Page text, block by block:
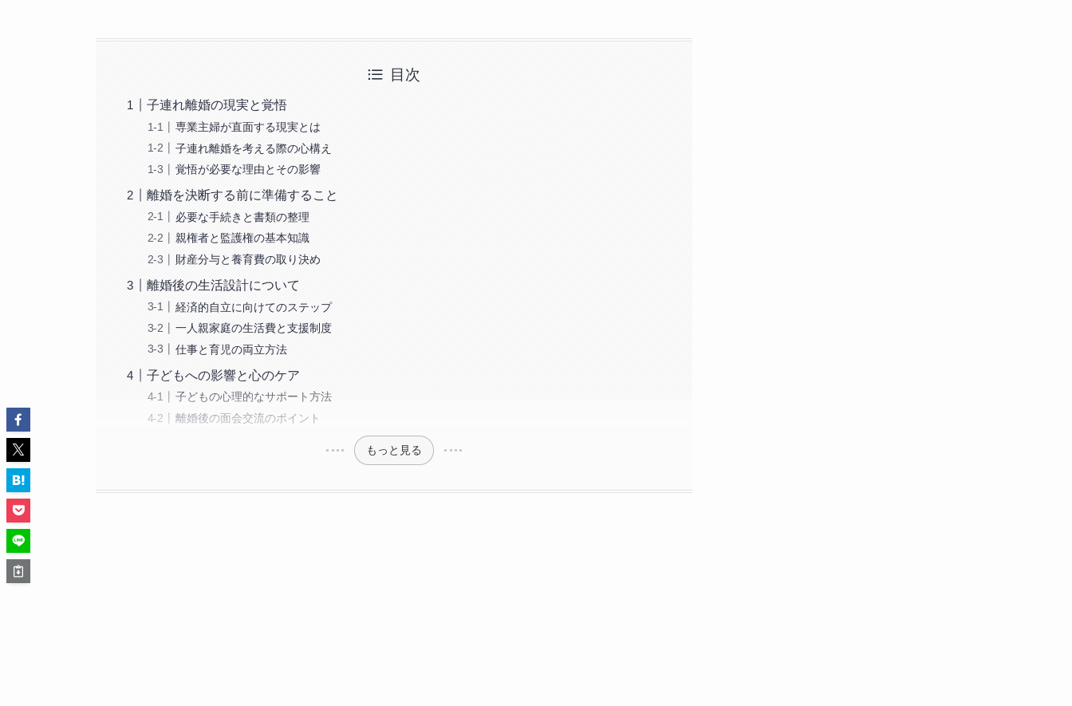
目次
子連れ離婚の現実と覚悟
専業主婦が直面する現実とは
子連れ離婚を考える際の心構え
覚悟が必要な理由とその影響
離婚を決断する前に準備すること
必要な手続きと書類の整理
親権者と監護権の基本知識
財産分与と養育費の取り決め
離婚後の生活設計について
経済的自立に向けてのステップ
一人親家庭の生活費と支援制度
仕事と育児の両立方法
子どもへの影響と心のケア
子どもの心理的なサポート方法
離婚後の面会交流のポイント
もっと見る